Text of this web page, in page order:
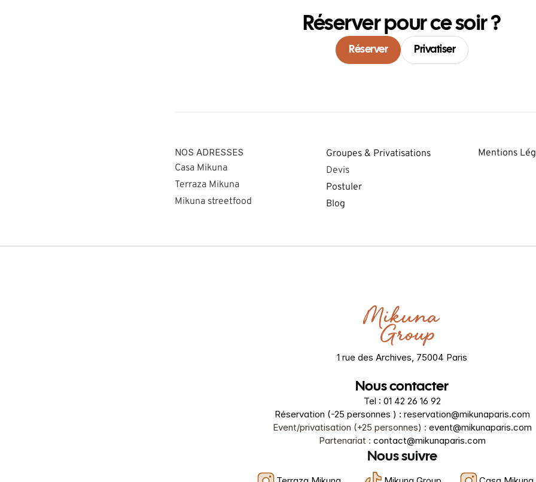
Réserver pour ce soir ?
Réserver Privatiser
NOS ADRESSES
Casa Mikuna
Terraza Mikuna
Mikuna streetfood
Groupes & Privatisations
Devis
Postuler
Blog
Mentions
1 rue des Archives, 75004 Paris
Nous contacter
Tel : 01 42 26 16 92
Réservation (-25 personnes ) : reservation@mikunaparis.com
Event/privatisation (+25 personnes) : event@mikunaparis.com
Partenariat : contact@mikunaparis.com
Nous suivre